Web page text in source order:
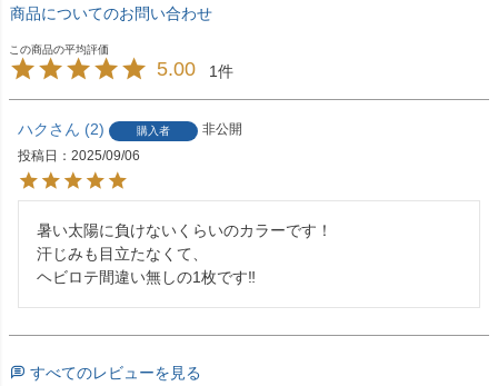
商品についてのお問い合わせ
5.00 1
ハク 2 購入者
非公開
投稿日
2025/09/06
暑い太陽に負けないくらいのカラーです！
汗じみも目立たなくて、
ヘビロテ間違い無しの1枚です‼️
すべてのレビューを見る